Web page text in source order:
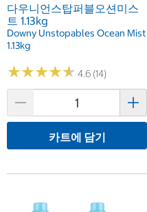
다우니언스탑퍼블오션미스
트 1.13kg
Downy Unstopables Ocean Mist
1.13kg
★★★★★
★★★★★ 4.6 (14)
카트에 담기